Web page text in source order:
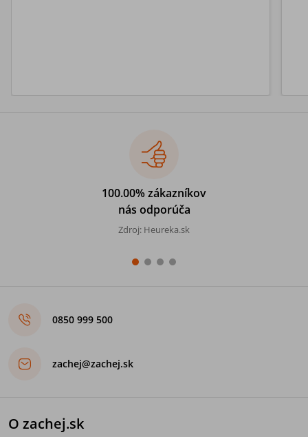
100.00% zákazníkov
nás odporúča
Zdroj: Heureka.sk
0850 999 500
zachej@zachej.sk
O zachej.sk